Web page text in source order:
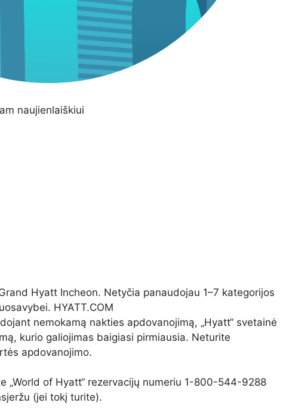
naujienlaiškiui
Hyatt Incheon. Netyčia panaudojau 1–7 kategorijos
HYATT.COM
nemokamą nakties apdovanojimą, „Hyatt“ svetainė
kurio galiojimas baigiasi pirmiausia. Neturite
apdovanojimo.
„World of Hyatt“ rezervacijų numeriu 1-800-544-9288
(jei tokį turite).